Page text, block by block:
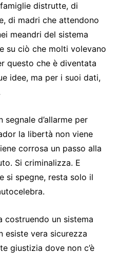
distrutte, di
di madri che attendono
meandri del sistema
su ciò che molti volevano
questo che è diventata
idee, ma per i suoi dati,
segnale d’allarme per
la libertà non viene
corrosa un passo alla
Si criminalizza. E
si spegne, resta solo il
costruendo un sistema
esiste vera sicurezza
giustizia dove non c’è